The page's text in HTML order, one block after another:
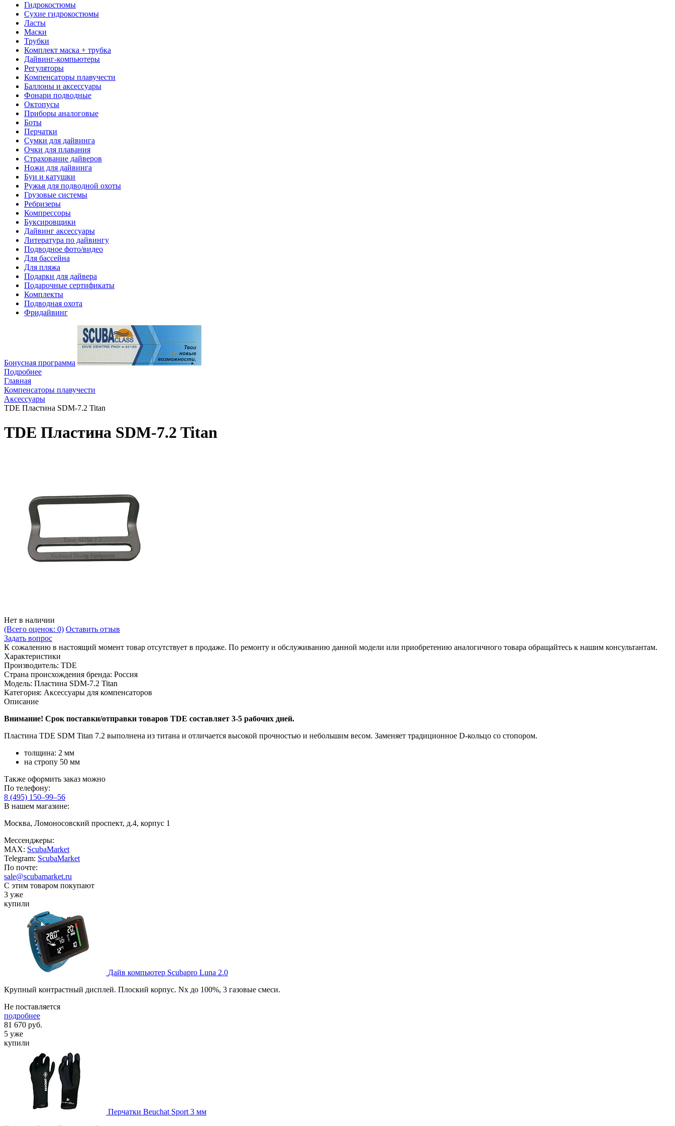
Гидрокостюмы
Сухие гидрокостюмы
Ласты
Маски
Трубки
Комплект маска + трубка
Дайвинг-компьютеры
Регуляторы
Компенсаторы плавучести
Баллоны и аксессуары
Фонари подводные
Октопусы
Приборы аналоговые
Боты
Перчатки
Сумки для дайвинга
Очки для плавания
Страхование дайверов
Ножи для дайвинга
Буи и катушки
Ружья для подводной охоты
Грузовые системы
Ребризеры
Компрессоры
Буксировщики
Дайвинг аксессуары
Литература по дайвингу
Подводное фото/видео
Для бассейна
Для пляжа
Подарки для дайвера
Подарочные сертификаты
Комплекты
Подводная охота
Фридайвинг
Бонусная программа
Подробнее
Главная
Компенсаторы плавучести
Аксессуары
TDE Пластина SDM-7.2 Titan
TDE Пластина SDM-7.2 Titan
Нет в наличии
(Всего оценок: 0) Оставить отзыв
Задать вопрос
К сожалению в настоящий момент товар отсутствует в продаже. По ремонту и обслуживанию данной модели или приобретению аналогичного товара обращайтесь к нашим консультантам.
Характеристики
Производитель: TDE
Страна происхождения бренда: Россия
Модель: Пластина SDM-7.2 Titan
Категория: Аксессуары для компенсаторов
Описание
Внимание! Срок поставки/отправки товаров TDE составляет 3-5 рабочих дней.
Пластина TDE SDM Titan 7.2 выполнена из титана и отличается высокой прочностью и небольшим весом. Заменяет традиционное D-кольцо со стопором.
толщина: 2 мм
на стропу 50 мм
Также оформить заказ можно
По телефону:
8 (495) 150–99–56
В нашем магазине:
Москва, Ломоносовский проспект, д.4, корпус 1
Мессенджеры:
MAX: ScubaMarket
Telegram: ScubaMarket
По почте:
sale@scubamarket.ru
С этим товаром покупают
3 уже
купили
Дайв компьютер Scubapro Luna 2.0
Крупный контрастный дисплей. Плоский корпус. Nx до 100%, 3 газовые смеси.
Не поставляется
подробнее
81 670 руб.
5 уже
купили
Перчатки Beuchat Sport 3 мм